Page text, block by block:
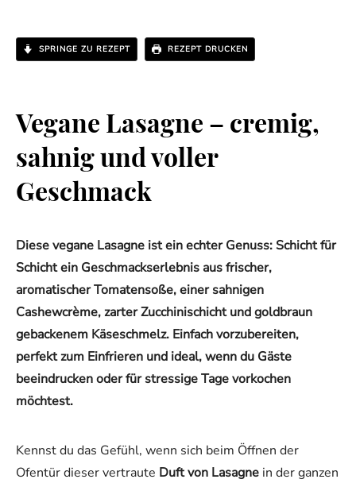
SPRINGE ZU REZEPT REZEPT DRUCKEN
Vegane Lasagne – cremig,
sahnig und voller
Geschmack
Diese vegane Lasagne ist ein echter Genuss: Schicht für
Schicht ein Geschmackserlebnis aus frischer,
aromatischer Tomatensoße, einer sahnigen
Cashewcrème, zarter Zucchinischicht und goldbraun
gebackenem Käseschmelz. Einfach vorzubereiten,
perfekt zum Einfrieren und ideal, wenn du Gäste
beeindrucken oder für stressige Tage vorkochen
möchtest.
Kennst du das Gefühl, wenn sich beim Öffnen der
Ofentür dieser vertraute Duft von Lasagne in der ganzen